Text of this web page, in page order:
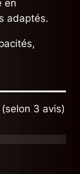
en
adaptés.
3 avis)